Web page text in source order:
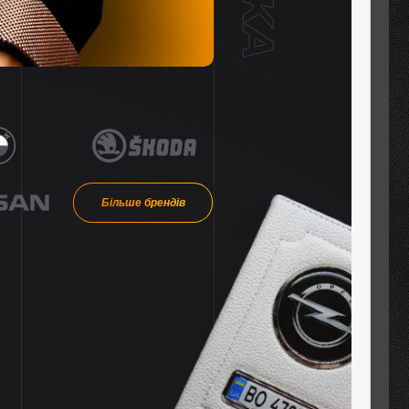
Більше брендів